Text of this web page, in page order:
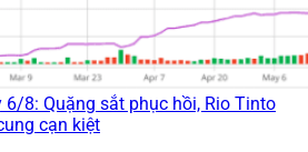
6/8: Quặng sắt phục hồi, Rio Tinto
cạn kiệt